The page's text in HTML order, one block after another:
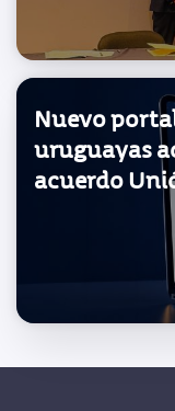
Nuevo
uruguayas
acuerdo